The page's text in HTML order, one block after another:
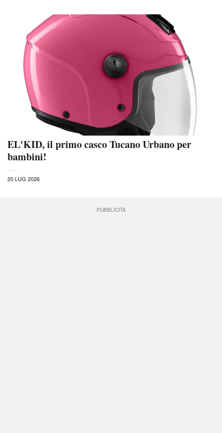
EL'KID, il primo casco Tucano Urbano per
bambini!
20 LUG 2026
PUBBLICITÀ